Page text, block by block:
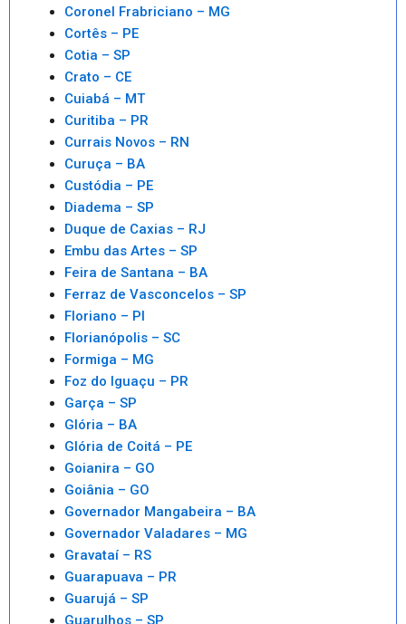
Coronel Frabriciano – MG
Cortês – PE
Cotia – SP
Crato – CE
Cuiabá – MT
Curitiba – PR
Currais Novos – RN
Curuça – BA
Custódia – PE
Diadema – SP
Duque de Caxias – RJ
Embu das Artes – SP
Feira de Santana – BA
Ferraz de Vasconcelos – SP
Floriano – PI
Florianópolis – SC
Formiga – MG
Foz do Iguaçu – PR
Garça – SP
Glória – BA
Glória de Coitá – PE
Goianira – GO
Goiânia – GO
Governador Mangabeira – BA
Governador Valadares – MG
Gravataí – RS
Guarapuava – PR
Guarujá – SP
Guarulhos – SP